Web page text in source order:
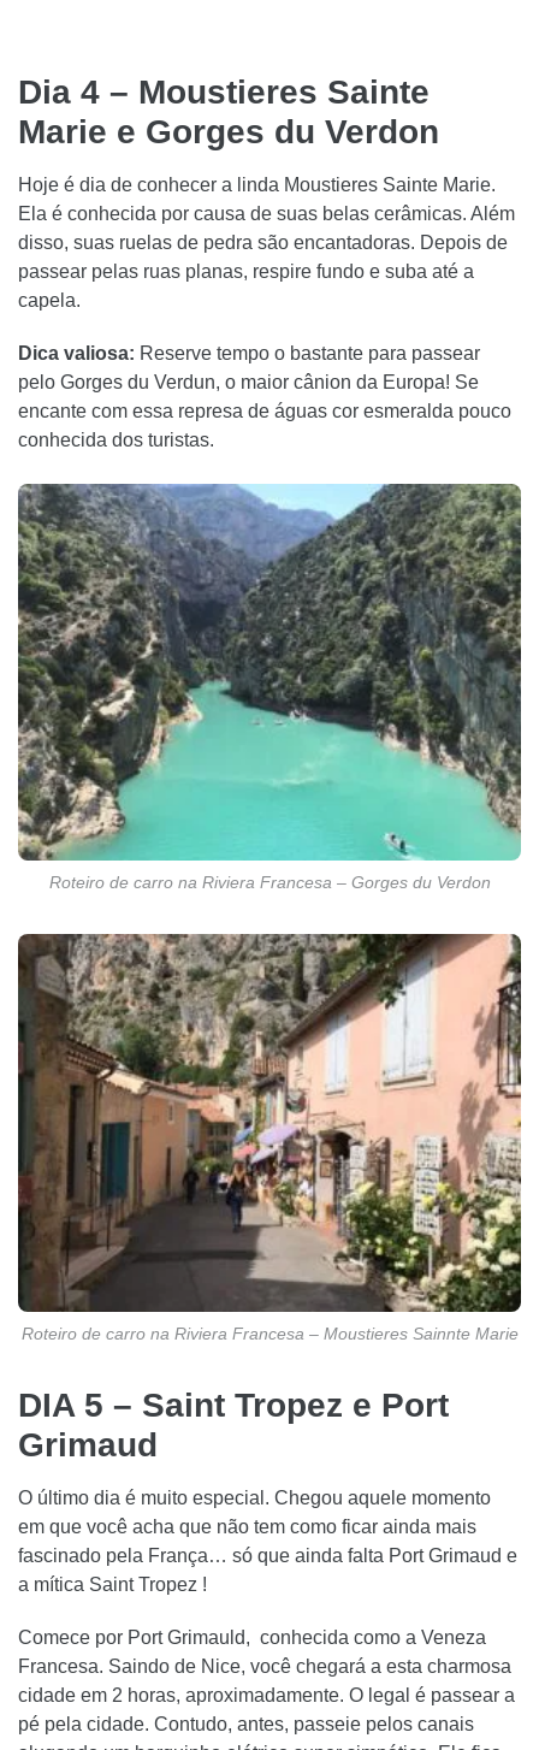
Dia 4 – Moustieres Sainte
Marie e Gorges du Verdon
Hoje é dia de conhecer a linda Moustieres Sainte Marie.
Ela é conhecida por causa de suas belas cerâmicas. Além
disso, suas ruelas de pedra são encantadoras. Depois de
passear pelas ruas planas, respire fundo e suba até a
capela.
Dica valiosa: Reserve tempo o bastante para passear
pelo Gorges du Verdun, o maior cânion da Europa! Se
encante com essa represa de águas cor esmeralda pouco
conhecida dos turistas.
Roteiro de carro na Riviera Francesa – Gorges du Verdon
Roteiro de carro na Riviera Francesa – Moustieres Sainnte Marie
DIA 5 – Saint Tropez e Port
Grimaud
O último dia é muito especial. Chegou aquele momento
em que você acha que não tem como ficar ainda mais
fascinado pela França… só que ainda falta Port Grimaud e
a mítica Saint Tropez !
Comece por Port Grimauld, conhecida como a Veneza
Francesa. Saindo de Nice, você chegará a esta charmosa
cidade em 2 horas, aproximadamente. O legal é passear a
pé pela cidade. Contudo, antes, passeie pelos canais